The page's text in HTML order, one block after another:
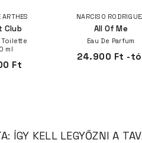
ARTHES
Club
Toilette
ml
Ft
NARCISO
All Of Me
Eau De Parfum
24.900 Ft -
ÍGY KELL LEGYŐZNI A